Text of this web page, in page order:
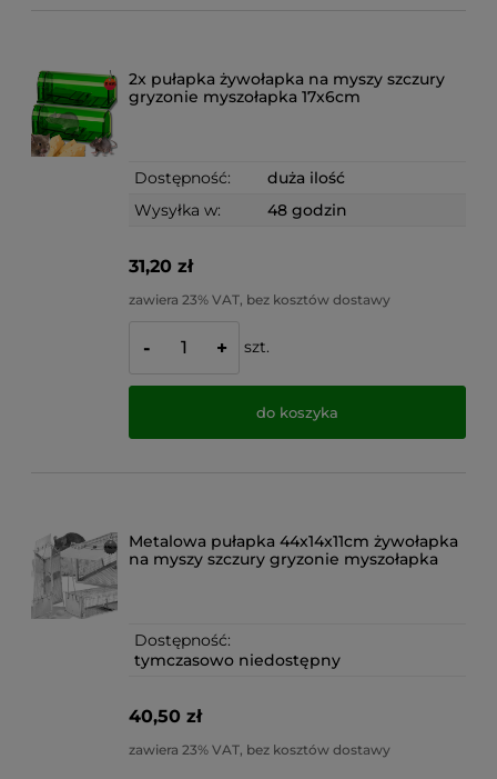
2x pułapka żywołapka na myszy szczury
gryzonie myszołapka 17x6cm
Dostępność:
duża ilość
Wysyłka w:
48 godzin
31,20 zł
zawiera 23% VAT, bez kosztów dostawy
- + szt.
do koszyka
Metalowa pułapka 44x14x11cm żywołapka
na myszy szczury gryzonie myszołapka
Dostępność:
tymczasowo niedostępny
40,50 zł
zawiera 23% VAT, bez kosztów dostawy